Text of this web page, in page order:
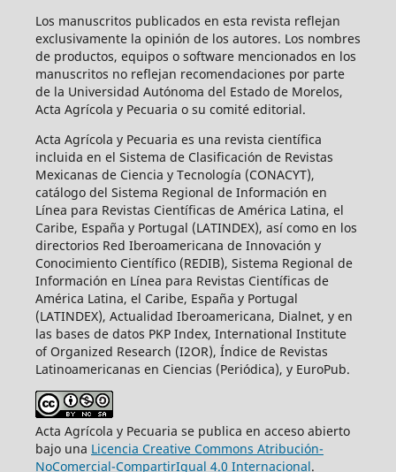
Los manuscritos publicados en esta revista reflejan
exclusivamente la opinión de los autores. Los nombres
de productos, equipos o software mencionados en los
manuscritos no reflejan recomendaciones por parte
de la Universidad Autónoma del Estado de Morelos,
Acta Agrícola y Pecuaria o su comité editorial.
Acta Agrícola y Pecuaria es una revista científica
incluida en el Sistema de Clasificación de Revistas
Mexicanas de Ciencia y Tecnología (CONACYT),
catálogo del Sistema Regional de Información en
Línea para Revistas Científicas de América Latina, el
Caribe, España y Portugal (LATINDEX), así como en los
directorios Red Iberoamericana de Innovación y
Conocimiento Científico (REDIB), Sistema Regional de
Información en Línea para Revistas Científicas de
América Latina, el Caribe, España y Portugal
(LATINDEX), Actualidad Iberoamericana, Dialnet, y en
las bases de datos PKP Index, International Institute
of Organized Research (I2OR), Índice de Revistas
Latinoamericanas en Ciencias (Periódica), y EuroPub.
Acta Agrícola y Pecuaria se publica en acceso abierto
bajo una Licencia Creative Commons Atribución-
NoComercial-CompartirIgual 4.0 Internacional.